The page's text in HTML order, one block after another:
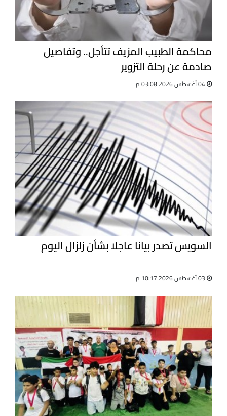
محاكمة الطبيب المزيف تتأجل.. وتفاصيل
صادمة عن رحلة التزوير
السويس تصدر بيانا عاجلا بشأن زلزال اليوم